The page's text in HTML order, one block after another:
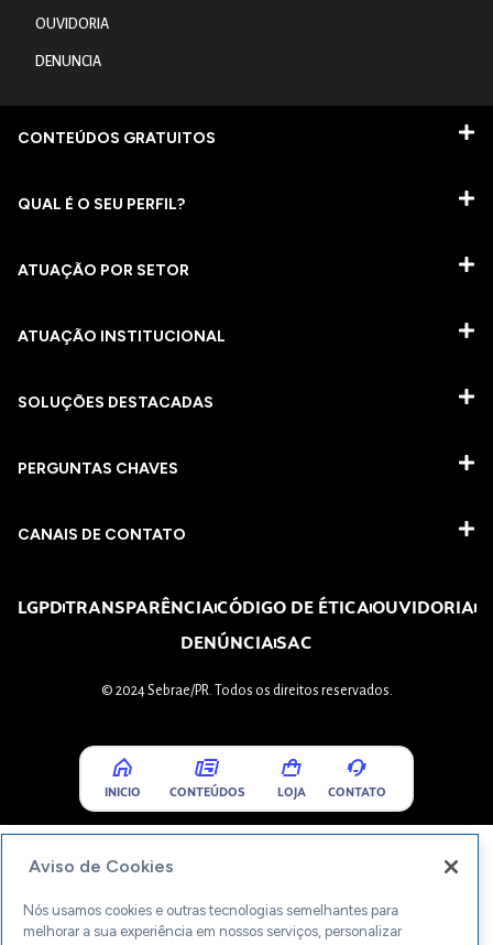
OUVIDORIA
DENUNCIA
CONTEÚDOS GRATUITOS
QUAL É O SEU PERFIL?
ATUAÇÃO POR SETOR
ATUAÇÃO INSTITUCIONAL
SOLUÇÕES DESTACADAS
PERGUNTAS CHAVES​
CANAIS DE CONTATO
LGPDTRANSPARÊNCIACÓDIGO DE ÉTICAOUVIDORIA
DENÚNCIASAC
© 2024 Sebrae/PR. Todos os direitos reservados.
INICIO CONTEÚDOS LOJA CONTATO
Aviso de Cookies
Nós usamos cookies e outras tecnologias semelhantes para
melhorar a sua experiência em nossos serviços, personalizar